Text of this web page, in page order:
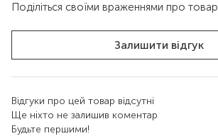
Поділіться своїми враженнями про товар
Залишити відгук
Відгуки про цей товар відсутні
Ще ніхто не залишив коментар
Будьте першими!